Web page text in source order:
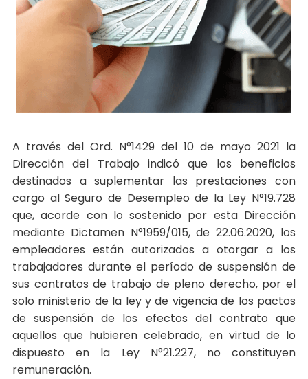
A través del Ord. N°1429 del 10 de mayo 2021 la
Dirección del Trabajo indicó que los beneficios
destinados a suplementar las prestaciones con
cargo al Seguro de Desempleo de la Ley N°19.728
que, acorde con lo sostenido por esta Dirección
mediante Dictamen N°1959/015, de 22.06.2020, los
empleadores están autorizados a otorgar a los
trabajadores durante el período de suspensión de
sus contratos de trabajo de pleno derecho, por el
solo ministerio de la ley y de vigencia de los pactos
de suspensión de los efectos del contrato que
aquellos que hubieren celebrado, en virtud de lo
dispuesto en la Ley N°21.227, no constituyen
remuneración.